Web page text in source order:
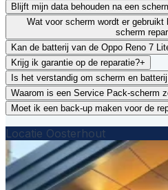
Blijft mijn data behouden na een
Wat voor scherm wordt er
scherm
Kan de batterij van de Oppo Reno 7
Krijg ik garantie op de reparatie?+
Is het verstandig om scherm en
Waarom is een Service Pack-scherm
Moet ik een back-up maken voor de
Locatie Oosterhout